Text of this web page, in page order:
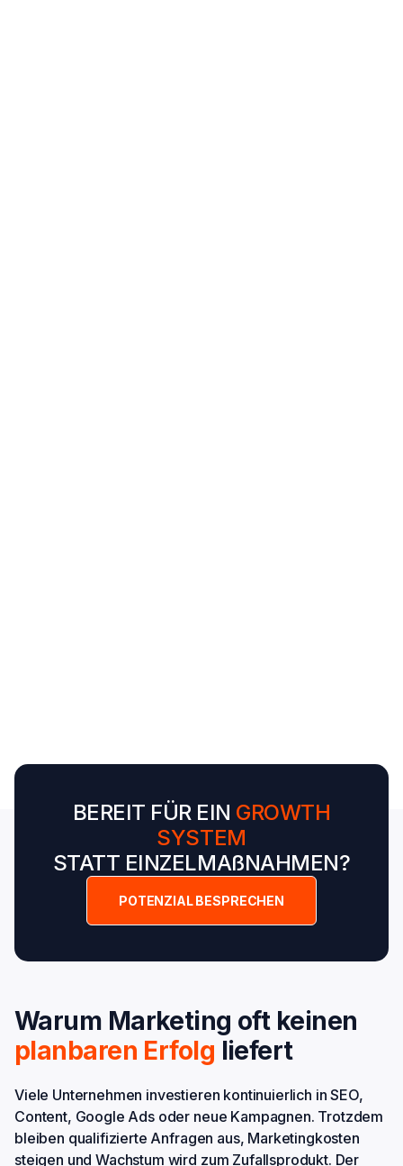
BEREIT FÜR EIN GROWTH
SYSTEM
STATT EINZELMAßNAHMEN?
POTENZIAL BESPRECHEN
Warum Marketing oft keinen
planbaren Erfolg liefert
Viele Unternehmen investieren kontinuierlich in SEO,
Content, Google Ads oder neue Kampagnen. Trotzdem
bleiben qualifizierte Anfragen aus, Marketingkosten
steigen und Wachstum wird zum Zufallsprodukt. Der